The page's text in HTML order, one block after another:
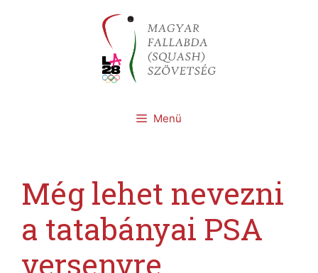
Menü
Még lehet nevezni
a tatabányai PSA
versenyre